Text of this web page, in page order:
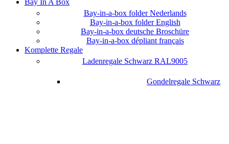
Bay In A Box
Bay-in-a-box folder Nederlands
Bay-in-a-box folder English
Bay-in-a-box deutsche Broschüre
Bay-in-a-box dépliant français
Komplette Regale
Ladenregale Schwarz RAL9005
Gondelregale Schwarz